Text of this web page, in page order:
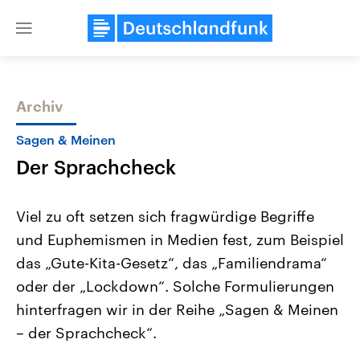
Close
Themen
Landtagswahl Sachsen-Anhalt
2026
Alle Informationen
Sachsen-Anhalt wählt am 6.
September 2026 einen neuen
Landtag. Seit 2021 wird das
USA
Aktuelle Beiträge,
Hintergründe
Wirtschaftlich und
Archiv
Sagen & Meinen
Der Sprachcheck
Viel zu oft setzen sich fragwürdige Begriffe
und Euphemismen in Medien fest, zum Beispiel
das „Gute-Kita-Gesetz“, das „Familiendrama“
oder der „Lockdown“. Solche Formulierungen
hinterfragen wir in der Reihe „Sagen & Meinen
– der Sprachcheck“.